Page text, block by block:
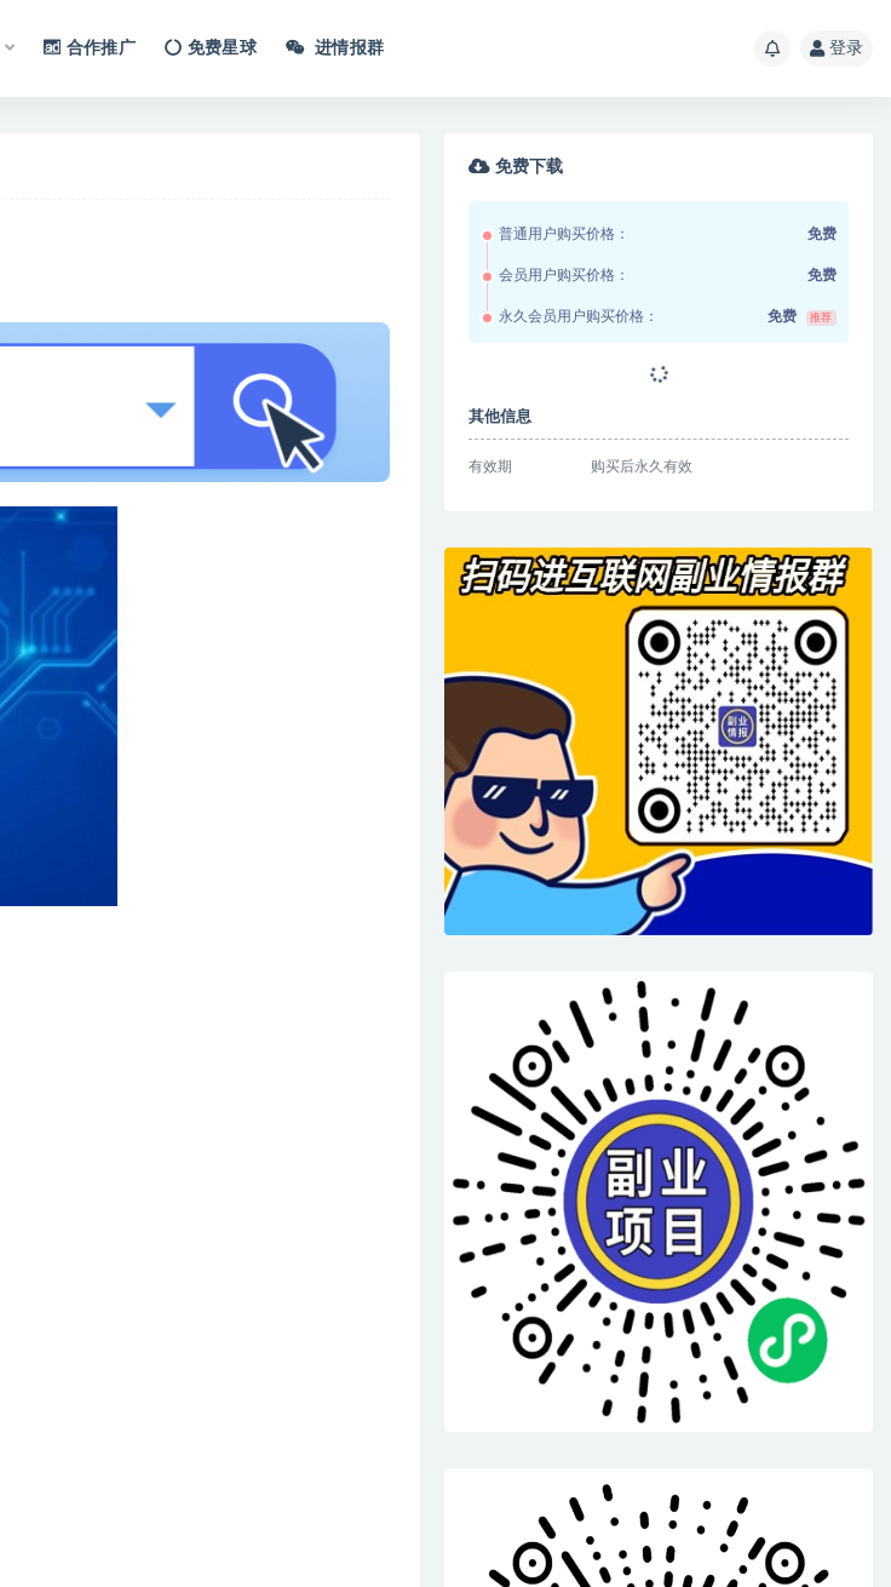
合作推广 免费星球 进情报群 登录
免费下载
普通用户购买价格： 免费
会员用户购买价格： 免费
永久会员用户购买价格： 免费 推荐
其他信息
有效期 购买后永久有效